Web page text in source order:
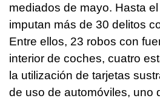
mediados de mayo. Hasta
imputan más de 30 delitos
Entre ellos, 23 robos con
interior de coches, cuatro
la utilización de tarjetas
de uso de automóviles, uno